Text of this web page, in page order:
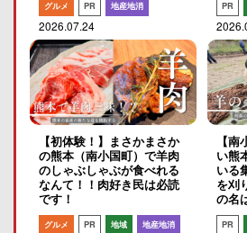
グルメ PR 地産地消
2026.07.24
PR
【初体験！】まさかまさか
の熊本（南小国町）で羊肉
のしゃぶしゃぶが食べれる
なんて！！肉好き民は必読
です！
グルメ PR 地域 地産地消
【
い熊
いる
を刈
の名
PR